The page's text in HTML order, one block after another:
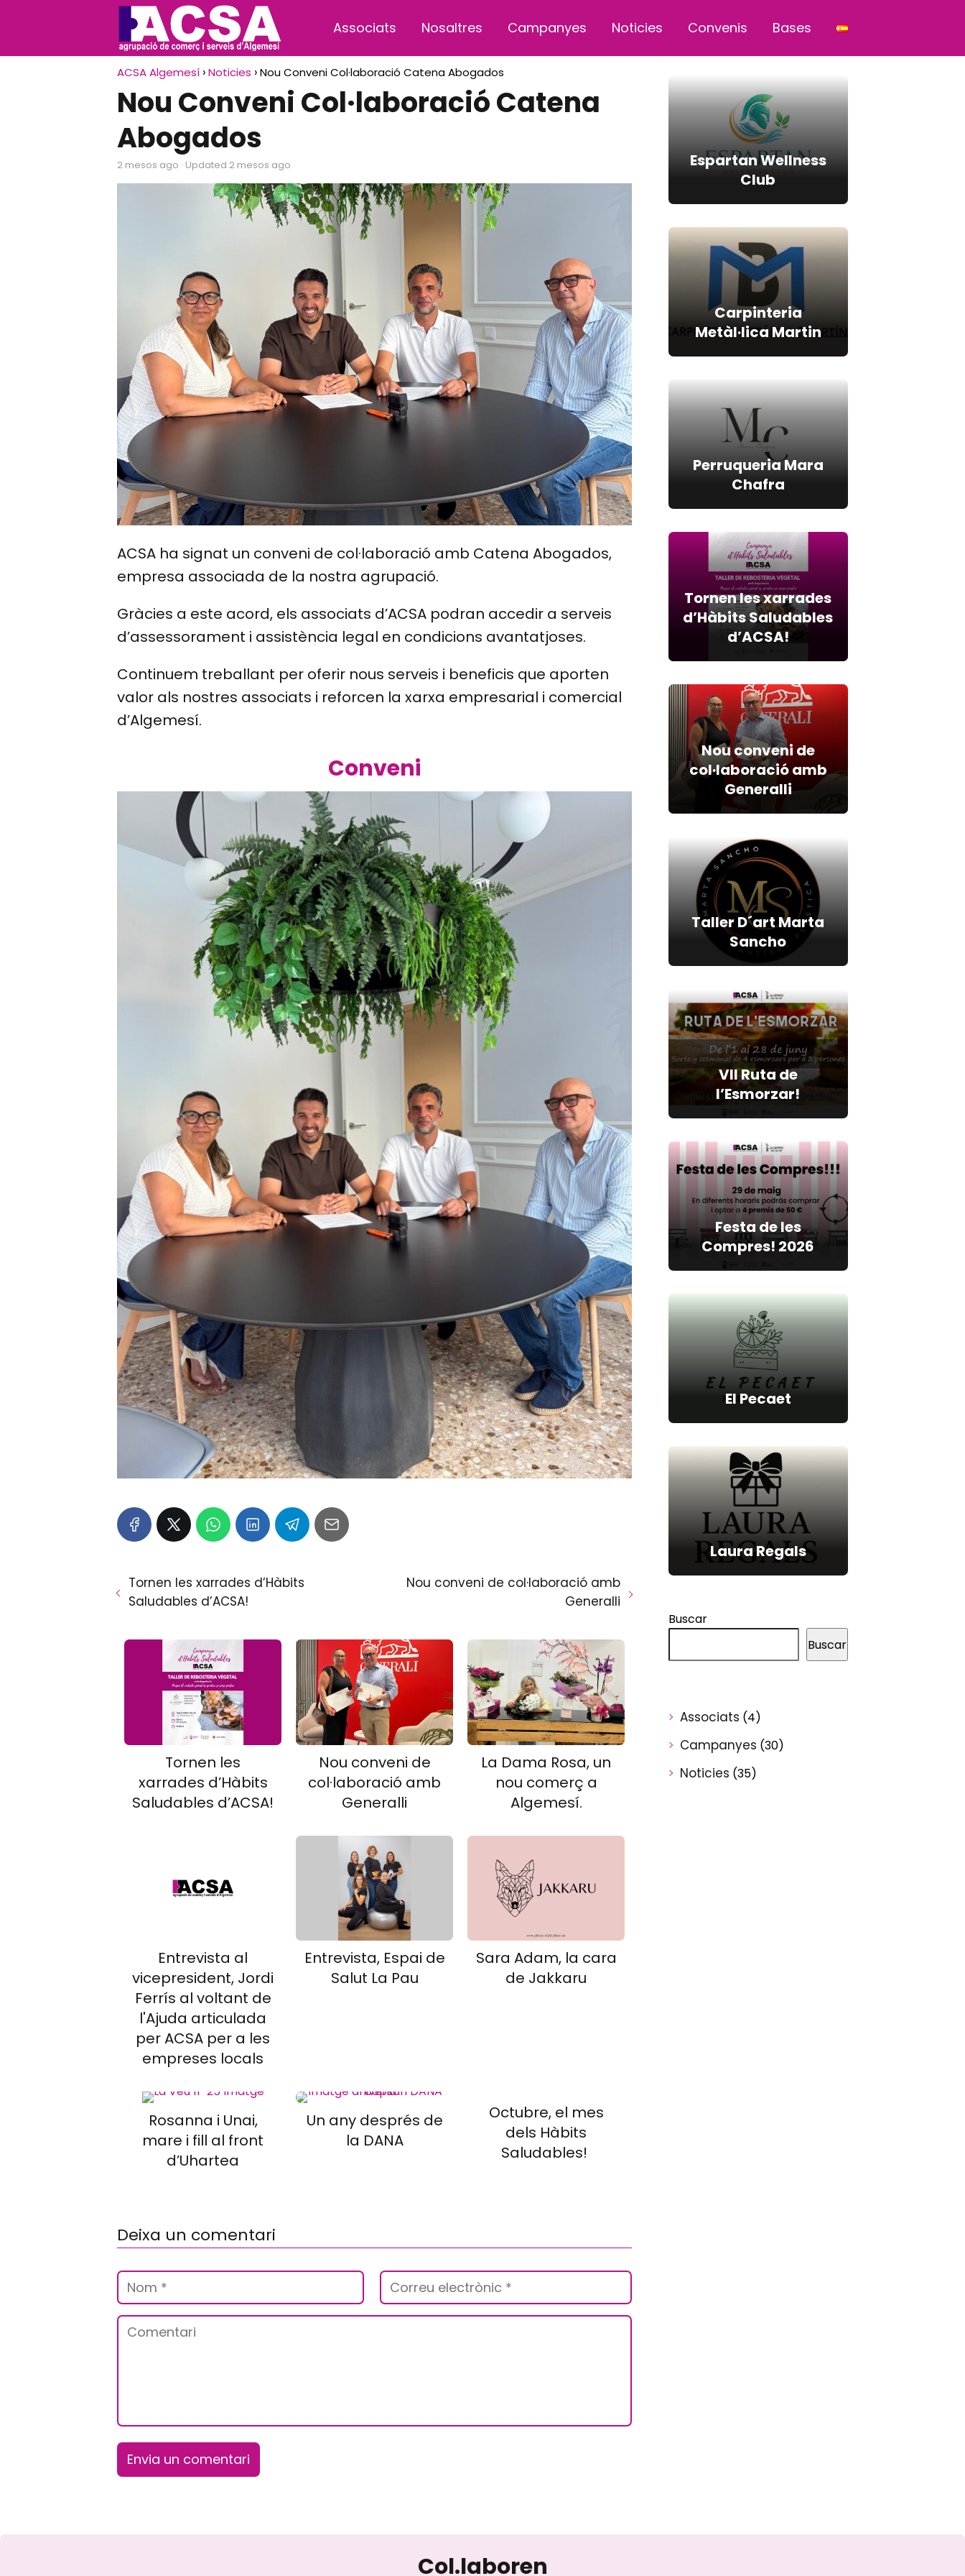
Associats Nosaltres Campanyes Noticies Convenis Bases
ACSA Algemesí Noticies Nou Conveni Col·laboració Catena Abogados
Nou Conveni Col·laboració Catena
Abogados
2 mesos ago · Updated 2 mesos ago
ACSA ha signat un conveni de col·laboració amb Catena Abogados,
empresa associada de la nostra agrupació.
Gràcies a este acord, els associats d’ACSA podran accedir a serveis
d’assessorament i assistència legal en condicions avantatjoses.
Continuem treballant per oferir nous serveis i beneficis que aporten
valor als nostres associats i reforcen la xarxa empresarial i comercial
d’Algemesí.
Conveni
Tornen les xarrades d’Hàbits
Saludables d’ACSA!
Nou conveni de col·laboració amb
Generalli
Tornen les
xarrades d’Hàbits
Saludables d’ACSA!
Nou conveni de
col·laboració amb
Generalli
La Dama Rosa, un
nou comerç a
Algemesí.
Entrevista al
vicepresident, Jordi
Ferrís al voltant de
l'Ajuda articulada
per ACSA per a les
empreses locals
Entrevista, Espai de
Salut La Pau
Sara Adam, la cara
de Jakkaru
Rosanna i Unai,
mare i fill al front
d’Uhartea
Un any després de
la DANA
Octubre, el mes
dels Hàbits
Saludables!
Deixa un comentari
Espartan Wellness
Club
Carpinteria
Metàl·lica Martin
Perruqueria Mara
Chafra
Tornen les xarrades
d’Hàbits Saludables
d’ACSA!
Nou conveni de
col·laboració amb
Generalli
Taller D´art Marta
Sancho
VII Ruta de
l’Esmorzar!
Festa de les
Compres! 2026
El Pecaet
Laura Regals
Buscar
Buscar
Associats (4)
Campanyes (30)
Noticies (35)
Col.laboren